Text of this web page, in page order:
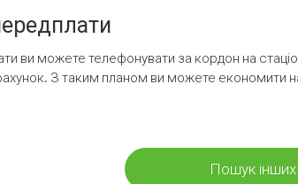
ви можете телефонувати за кордон на
З таким планом ви можете економити
Пошук інших